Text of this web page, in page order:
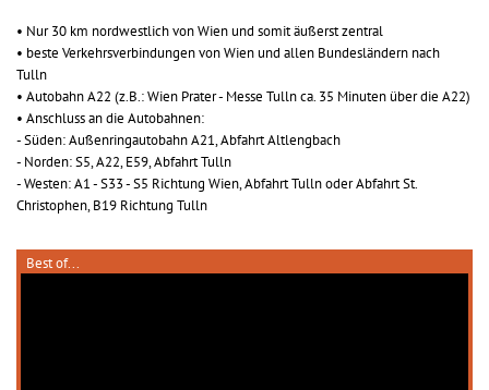
• Nur 30 km nordwestlich von Wien und somit äußerst zentral
• beste Verkehrsverbindungen von Wien und allen Bundesländern nach
Tulln
• Autobahn A22 (z.B.: Wien Prater - Messe Tulln ca. 35 Minuten über die A22)
• Anschluss an die Autobahnen:
- Süden: Außenringautobahn A21, Abfahrt Altlengbach
- Norden: S5, A22, E59, Abfahrt Tulln
- Westen: A1 - S33 - S5 Richtung Wien, Abfahrt Tulln oder Abfahrt St.
Christophen, B19 Richtung Tulln
Best of...